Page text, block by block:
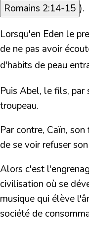
Romains 2:14-15 ).
Lorsqu'en Eden le
de ne pas avoir
d'habits de peau
Puis Abel, le fils,
troupeau.
Par contre, Caïn,
de se voir refuser
Alors c'est
civilisation où se
musique qui élève
société de